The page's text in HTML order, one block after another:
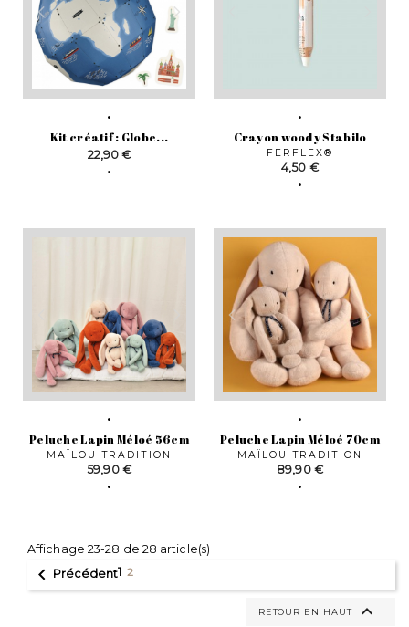
Kit créatif : Globe...
Prix
22,90 €
Crayon woody Stabilo
FERFLEX®
Prix
4,50 €
Peluche Lapin Méloé 56cm
MAÏLOU TRADITION
Prix
59,90 €
Peluche Lapin Méloé 70cm
MAÏLOU TRADITION
Prix
89,90 €
Affichage 23-28 de 28 article(s)
 Précédent1 2
RETOUR EN HAUT 